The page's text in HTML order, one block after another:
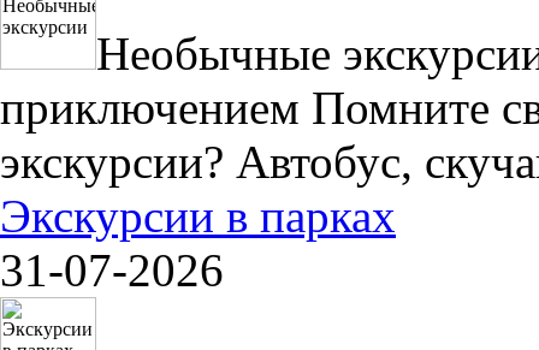
Необычные
приключением Помните
экскурсии? Автобус,
Экскурсии в парках
31-07-2026